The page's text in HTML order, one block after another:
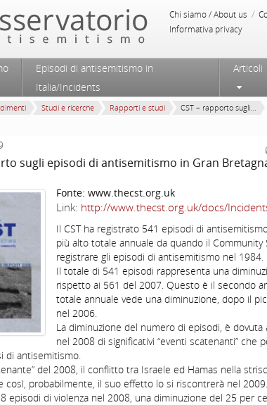
Chi siamo / About us /
Informativa privacy
principale
secondario
Episodi di antisemitismo in
Italia/Incidents
Articoli
Studi e ricerche Rapporti e studi CST – rapporto sugli...
sugli episodi di antisemitismo in Gran
Fonte: www.thecst.org.uk
Link: http://www.thecst.org.uk/docs/
Il CST ha registrato 541 episodi di
più alto totale annuale da quando il Community
registrare gli episodi di antisemitismo nel 1984.
Il totale di 541 episodi rappresenta una
rispetto ai 561 del 2007. Questo è il secondo
totale annuale vede una diminuzione, dopo il
nel 2006.
La diminuzione del numero di episodi, è dovuta
nel 2008 di significativi “eventi scatenanti” che
di antisemitismo.
del 2008, il conflitto tra Israele ed Hamas nella
così, probabilmente, il suo effetto lo si riscontrerà nel 2009.
episodi di violenza nel 2008, una diminuzione del 25 per